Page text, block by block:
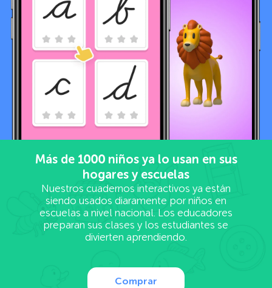
Más de 1000niños ya lo usan en sus
hogares y escuelas
Nuestros cuadernos interactivos ya están
siendo usados diaramente por niños en
escuelas a nivel nacional. Los educadores
preparan sus clases y los estudiantes se
divierten aprendiendo.
Comprar